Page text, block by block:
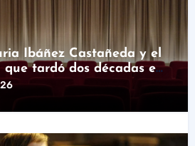
Ibáñez Castañeda y el
tardó dos décadas en